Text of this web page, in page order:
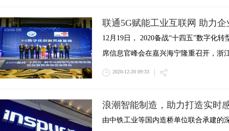
联通5G赋能工业互联网 助力
12月19日， 2020备战“十四五”数字化
席信息官峰会在嘉兴海宁隆重召开，浙
2020-12-20 09:33
浪潮智能制造，助力打造实时
由中铁工业等国内造桥单位联合承建的